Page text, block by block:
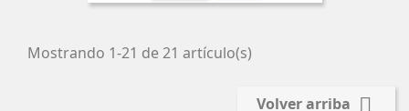
Mostrando 1-21 de 21 artículo(s)
Volver arriba 